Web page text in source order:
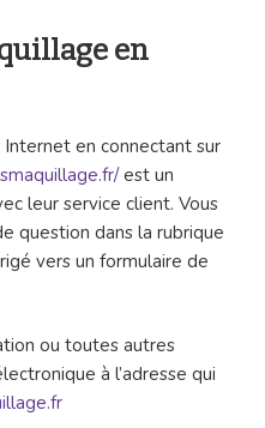
en
en connectant sur
est un
leur service client. Vous
question dans la rubrique
vers un formulaire de
ou toutes autres
à l’adresse qui